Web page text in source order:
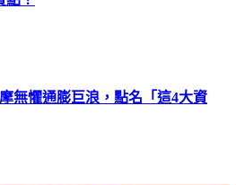
無懼通膨巨浪，點名「這4大資